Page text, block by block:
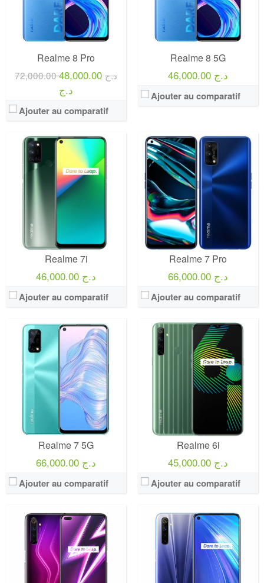
Realme 8 Pro
72,000.00 د.ج 48,000.00
د.ج
Ajouter au comparatif
Realme 8 5G
46,000.00 د.ج
Ajouter au comparatif
Realme 7i
46,000.00 د.ج
Ajouter au comparatif
Realme 7 Pro
66,000.00 د.ج
Ajouter au comparatif
Realme 7 5G
66,000.00 د.ج
Ajouter au comparatif
Realme 6i
45,000.00 د.ج
Ajouter au comparatif